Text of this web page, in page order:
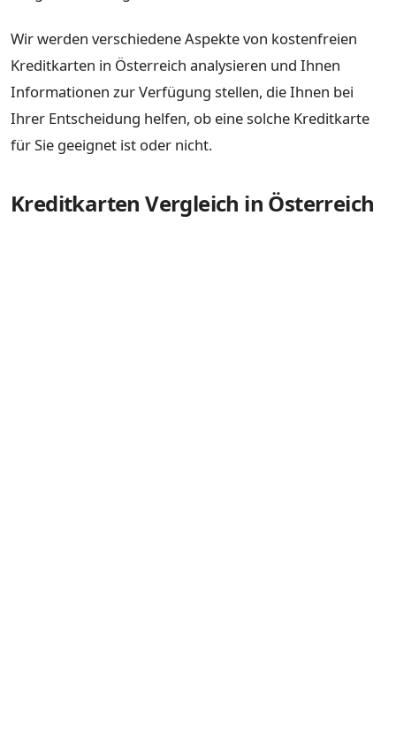
Wir werden verschiedene Aspekte von kostenfreien
Kreditkarten in Österreich analysieren und Ihnen
Informationen zur Verfügung stellen, die Ihnen bei
Ihrer Entscheidung helfen, ob eine solche Kreditkarte
für Sie geeignet ist oder nicht.
Kreditkarten Vergleich in Österreich